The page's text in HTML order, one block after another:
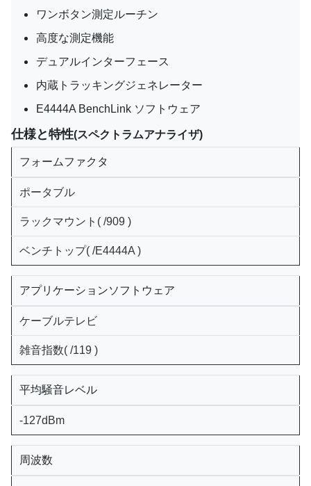
ワンボタン測定ルーチン
高度な測定機能
デュアルインターフェース
内蔵トラッキングジェネレーター
E4444A BenchLink ソフトウェア
仕様と特性(スペクトラムアナライザ)
フォームファクタ
ポータブル
ラックマウント ( /909 )
ベンチトップ( /E4444A )
アプリケーションソフトウェア
ケーブルテレビ
雑音指数( /119 )
平均騒音レベル
-127dBm
周波数